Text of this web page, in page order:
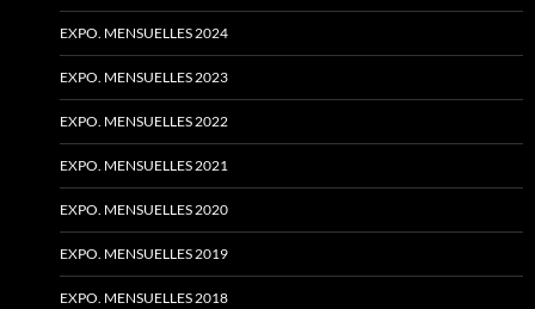
EXPO. MENSUELLES 2024
EXPO. MENSUELLES 2023
EXPO. MENSUELLES 2022
EXPO. MENSUELLES 2021
EXPO. MENSUELLES 2020
EXPO. MENSUELLES 2019
EXPO. MENSUELLES 2018